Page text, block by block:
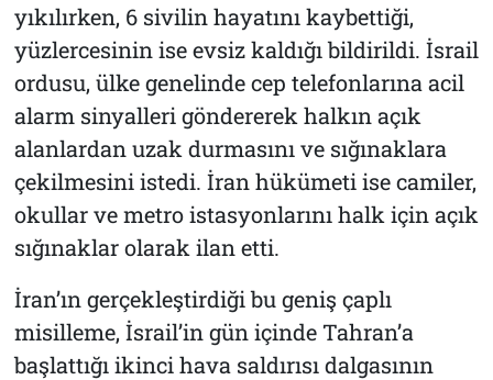
yıkılırken, 6 sivilin hayatını kaybettiği,
yüzlercesinin ise evsiz kaldığı bildirildi. İsrail
ordusu, ülke genelinde cep telefonlarına acil
alarm sinyalleri göndererek halkın açık
alanlardan uzak durmasını ve sığınaklara
çekilmesini istedi. İran hükümeti ise camiler,
okullar ve metro istasyonlarını halk için açık
sığınaklar olarak ilan etti.
İran’ın gerçekleştirdiği bu geniş çaplı
misilleme, İsrail’in gün içinde Tahran’a
başlattığı ikinci hava saldırısı dalgasının